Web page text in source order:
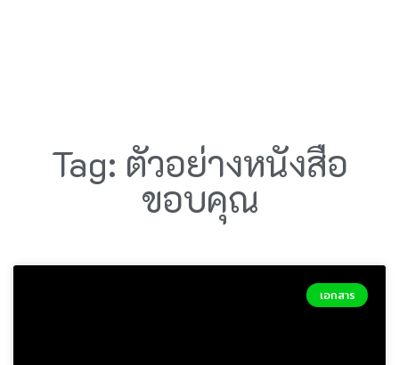
Tag: ตัวอย่างหนังสือ
ขอบคุณ
เอกสาร